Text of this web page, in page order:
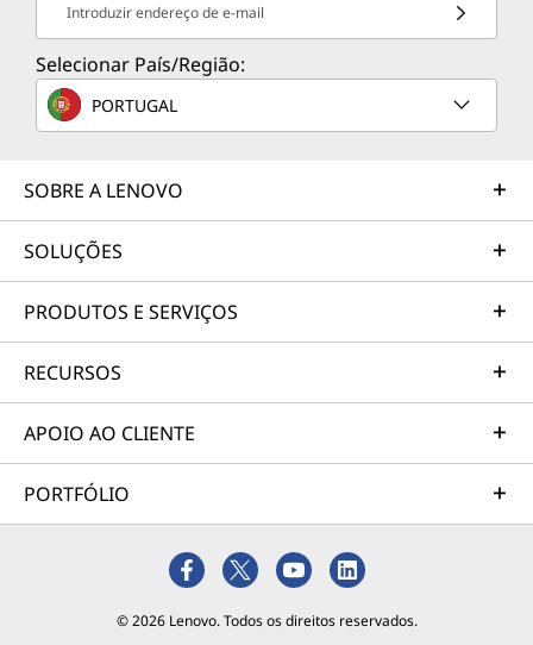
Introduzir endereço de e-mail
Selecionar País/Região:
PORTUGAL
SOBRE A LENOVO
SOLUÇÕES
PRODUTOS E SERVIÇOS
RECURSOS
APOIO AO CLIENTE
PORTFÓLIO
© 2026 Lenovo. Todos os direitos reservados.